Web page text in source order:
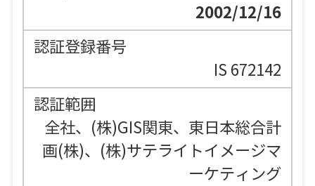
2002/12/16
IS 672142
全社、(株)GIS関東、東日本総合計
画(株)、(株)サテライトイメージマ
ーケティング